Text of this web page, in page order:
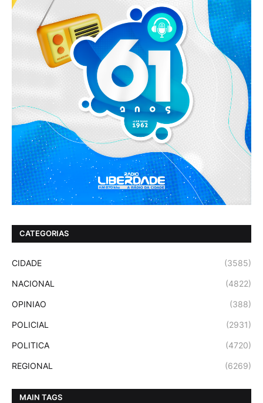
CATEGORIAS
CIDADE (3585)
NACIONAL (4822)
OPINIAO (388)
POLICIAL (2931)
POLITICA (4720)
REGIONAL (6269)
MAIN TAGS